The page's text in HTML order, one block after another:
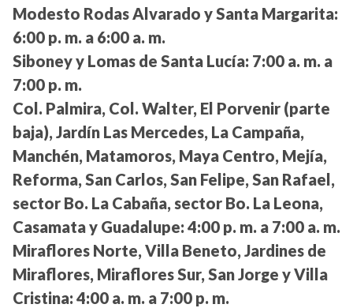
Modesto Rodas Alvarado y Santa Margarita:
6:00 p. m. a 6:00 a. m.
Siboney y Lomas de Santa Lucía: 7:00 a. m. a
7:00 p. m.
Col. Palmira, Col. Walter, El Porvenir (parte
baja), Jardín Las Mercedes, La Campaña,
Manchén, Matamoros, Maya Centro, Mejía,
Reforma, San Carlos, San Felipe, San Rafael,
sector Bo. La Cabaña, sector Bo. La Leona,
Casamata y Guadalupe: 4:00 p. m. a 7:00 a. m.
Miraflores Norte, Villa Beneto, Jardines de
Miraflores, Miraflores Sur, San Jorge y Villa
Cristina: 4:00 a. m. a 7:00 p. m.